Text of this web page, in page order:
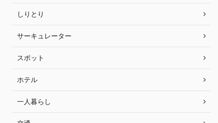
しりとり
サーキュレーター
スポット
ホテル
一人暮らし